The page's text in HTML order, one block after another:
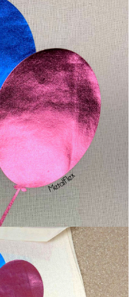
Créer une liste d'envies
Connexion